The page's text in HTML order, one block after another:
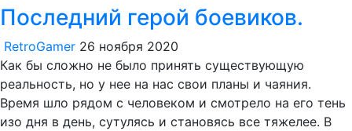
Последний герой боевиков.
RetroGamer 26 ноября 2020
Как бы сложно не было принять существующую
реальность, но у нее на нас свои планы и чаяния.
Время шло рядом с человеком и смотрело на его тень
изо дня в день, сутулясь и становясь все тяжелее. В